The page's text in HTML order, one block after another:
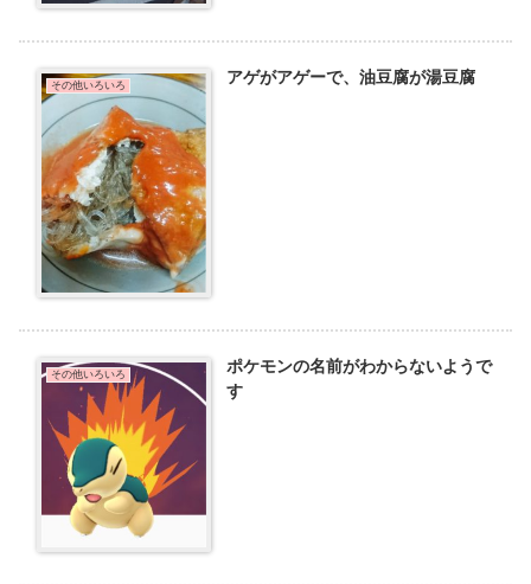
その他いろいろ アゲがアゲーで、油豆腐が湯豆腐
その他いろいろ
ポケモンの名前がわからないようで
す